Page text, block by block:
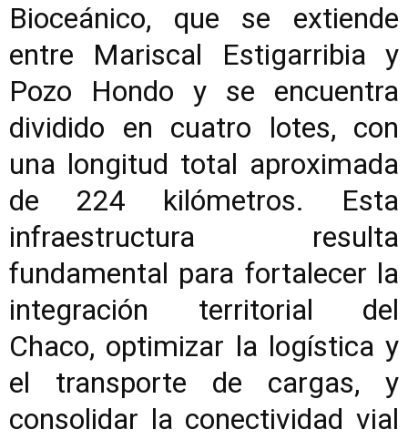
Bioceánico, que se extiende
entre Mariscal Estigarribia y
Pozo Hondo y se encuentra
dividido en cuatro lotes, con
una longitud total aproximada
de 224 kilómetros. Esta
infraestructura resulta
fundamental para fortalecer la
integración territorial del
Chaco, optimizar la logística y
el transporte de cargas, y
consolidar la conectividad vial